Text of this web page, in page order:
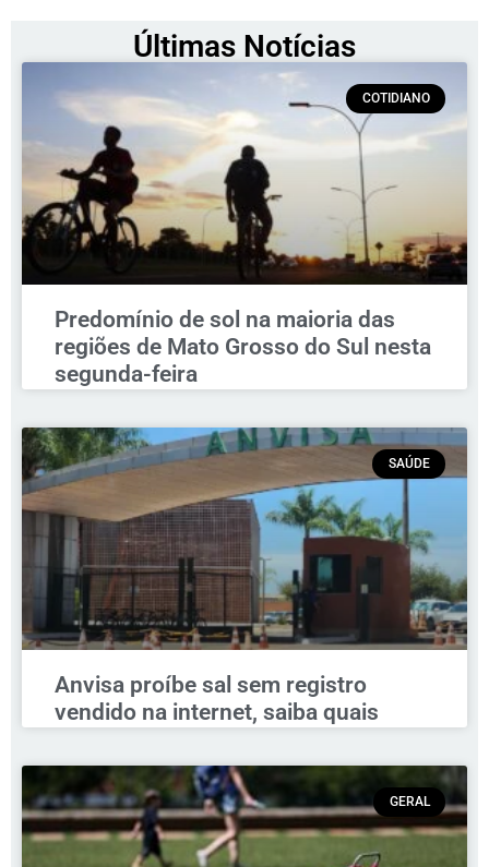
Últimas Notícias
COTIDIANO
Predomínio de sol na maioria das
regiões de Mato Grosso do Sul nesta
segunda-feira
SAÚDE
Anvisa proíbe sal sem registro
vendido na internet, saiba quais
GERAL